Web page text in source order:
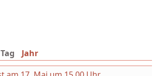
Tag (aktiver Reiter)
Jahr